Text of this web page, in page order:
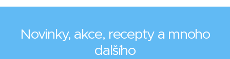
Novinky, akce, recepty a mnoho
dalšího